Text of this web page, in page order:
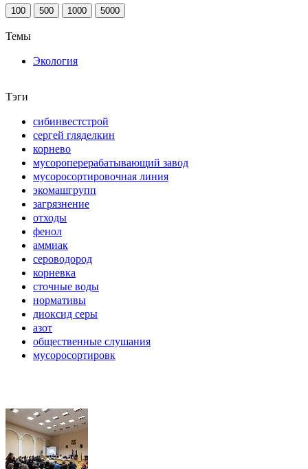
100 500 1000 5000
Темы
Экология
Тэги
сибинвестстрой
сергей гляделкин
корнево
мусороперерабатывающий завод
мусоросортировочная линия
экомашгрупп
загрязнение
отходы
фенол
аммиак
сероводород
корневка
сточные воды
нормативы
диоксид серы
азот
общественные слушания
мусоросортировк